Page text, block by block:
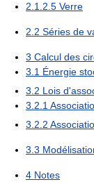
2.1.2.5 Verre
2.2 Séries de
3 Calcul des
3.1 Énergie
3.2 Lois
3.2.1
3.2.2
3.3
4 Notes